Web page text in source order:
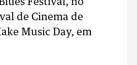
Festival, no
de Cinema de
Music Day, em